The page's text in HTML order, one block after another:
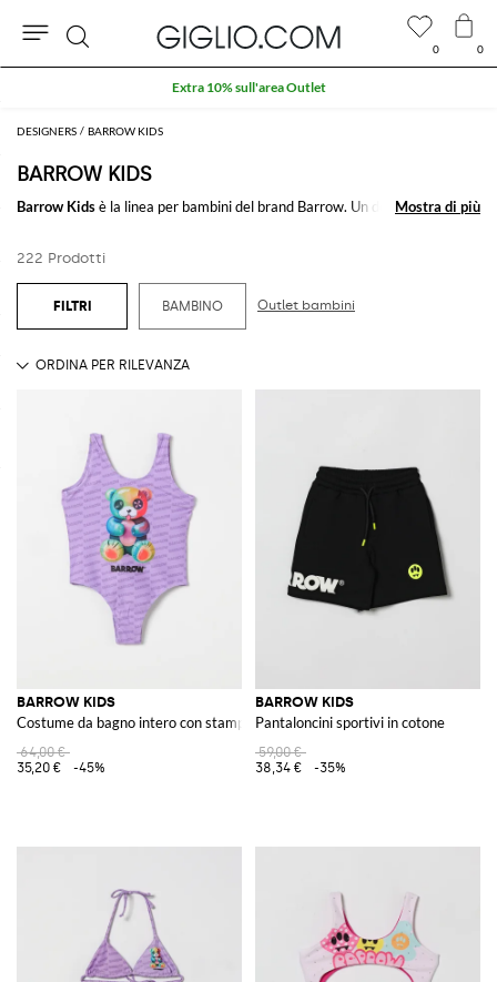
DESIGNERS BARROW KIDS
BARROW KIDS
Barrow Kidsè la linea per bambini del brand Barrow. Un deisgn pop e
proprio stile sin dall'età più giovane.
Mostra di più
Mostra di più
222 Prodotti
BAMBINO Outlet bambini
BARROW KIDS
Costume da bagno intero con stampa Teddy
64,00 €
35,20 €
-45%
BARROW KIDS
Pantaloncini sportivi in cotone
59,00 €
38,34 €
-35%
0 0
Cerca
Extra 10% sull'area Outlet